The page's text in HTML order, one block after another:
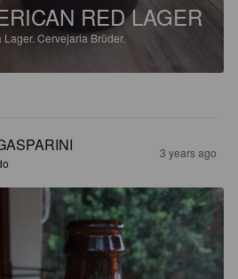
RED LAGER
Lager. Cervejaria Brüder.
3 years ago